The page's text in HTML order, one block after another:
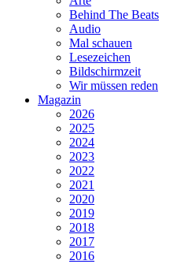
Behind The Beats
Audio
Mal schauen
Lesezeichen
Bildschirmzeit
Wir müssen reden
Magazin
2026
2025
2024
2023
2022
2021
2020
2019
2018
2017
2016